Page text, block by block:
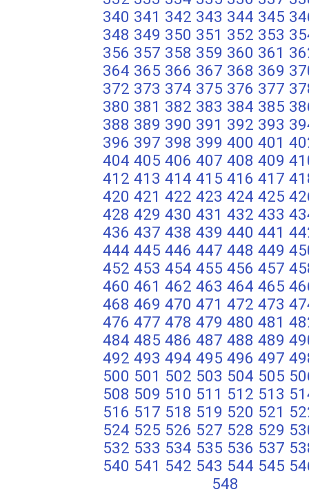
340 341 342 343 344 345
348 349 350 351 352 353
356 357 358 359 360 361
364 365 366 367 368 369
372 373 374 375 376 377
380 381 382 383 384 385
388 389 390 391 392 393
396 397 398 399 400 401
404 405 406 407 408 409
412 413 414 415 416 417
420 421 422 423 424 425
428 429 430 431 432 433
436 437 438 439 440 441
444 445 446 447 448 449
452 453 454 455 456 457
460 461 462 463 464 465
468 469 470 471 472 473
476 477 478 479 480 481
484 485 486 487 488 489
492 493 494 495 496 497
500 501 502 503 504 505
508 509 510 511 512 513
516 517 518 519 520 521
524 525 526 527 528 529
532 533 534 535 536 537
540 541 542 543 544 545
548